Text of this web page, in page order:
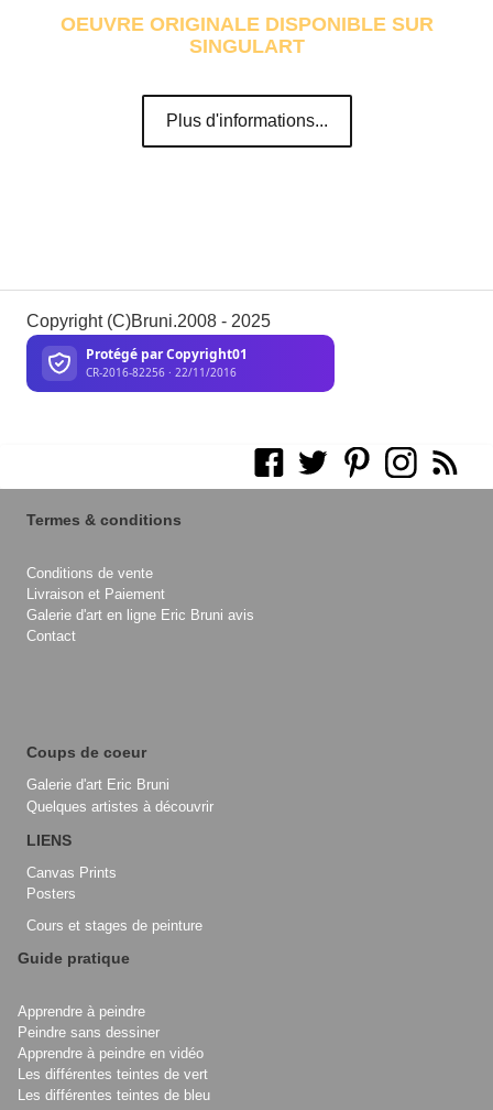
OEUVRE ORIGINALE DISPONIBLE SUR
SINGULART
Plus d'informations...
Copyright (C)Bruni.2008 - 2025
Termes & conditions
Conditions de vente
Livraison et Paiement
Galerie d'art en ligne Eric Bruni avis
Contact
Coups de coeur
Galerie d'art Eric Bruni
Quelques artistes à découvrir
LIENS
Canvas Prints
Posters
Cours et stages de peinture
Guide pratique
Apprendre à peindre
Peindre sans dessiner
Apprendre à peindre en vidéo
Les différentes teintes de vert
Les différentes teintes de bleu